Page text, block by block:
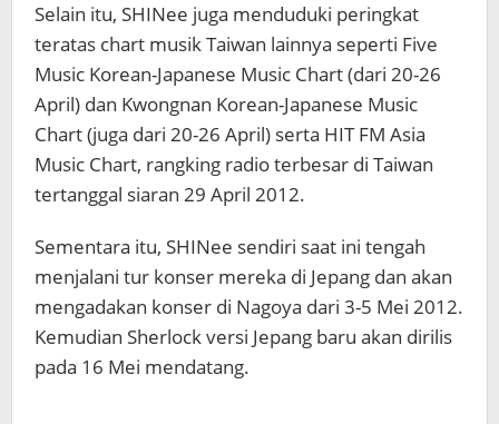
Selain itu, SHINee juga menduduki peringkat
teratas chart musik Taiwan lainnya seperti Five
Music Korean-Japanese Music Chart (dari 20-26
April) dan Kwongnan Korean-Japanese Music
Chart (juga dari 20-26 April) serta HIT FM Asia
Music Chart, rangking radio terbesar di Taiwan
tertanggal siaran 29 April 2012.
Sementara itu, SHINee sendiri saat ini tengah
menjalani tur konser mereka di Jepang dan akan
mengadakan konser di Nagoya dari 3-5 Mei 2012.
Kemudian Sherlock versi Jepang baru akan dirilis
pada 16 Mei mendatang.